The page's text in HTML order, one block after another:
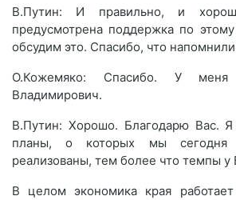
В.Путин: И правильно, и
предусмотрена поддержка по
обсудим это. Спасибо, что
О.Кожемяко: Спасибо. У
Владимирович.
В.Путин: Хорошо. Благодарю Вас.
планы, о которых мы сегодня
реализованы, тем более что темпы у
В целом экономика края